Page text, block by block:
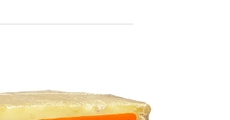
ACTUALITÉS